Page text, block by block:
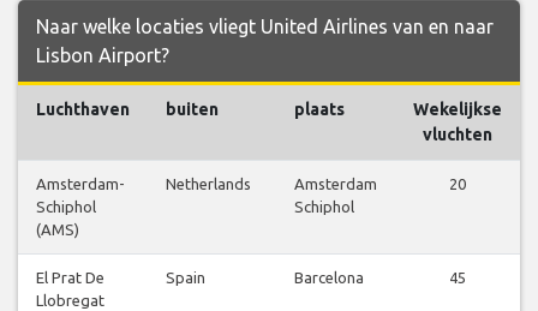
Naar welke locaties vliegt United Airlines van en naar
Lisbon Airport?
Luchthaven buiten plaats
Wekelijkse
vluchten
Amsterdam-
Schiphol
(AMS)
Netherlands
Amsterdam
Schiphol
20
El Prat De
Llobregat
Spain Barcelona 45